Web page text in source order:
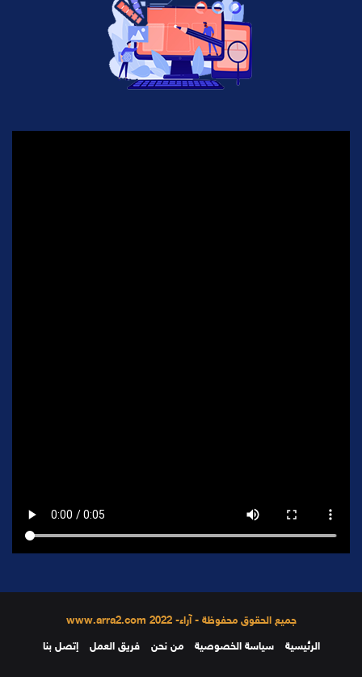
جميع الحقوق محفوظة - آراء- 2022 www.arra2.com
الرئيسية
سياسة الخصوصية من نحن فريق العمل إتصل بنا